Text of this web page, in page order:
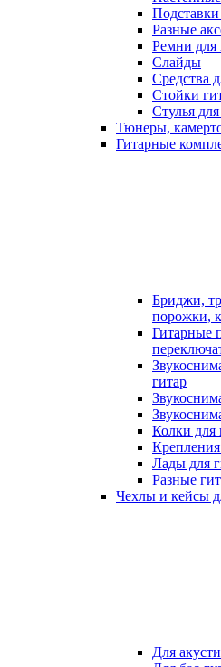
Разные
Ремни для
Слайды
Средства
Стойки
Стулья
Тюнеры,
Гитарные
Бриджи,
порожки,
Гитарные
гитар
Колки для
Лады для
Разные
Чехлы и кейсы
Для